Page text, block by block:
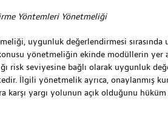
Yöntemleri Yönetmeliği
uygunluk değerlendirmesi sırasında
yönetmeliğin ekinde modüllerin yer
risk seviyesine bağlı olarak uygunluk
İlgili yönetmelik ayrıca, onaylanmış
karşı yargı yolunun açık olduğunu hüküm